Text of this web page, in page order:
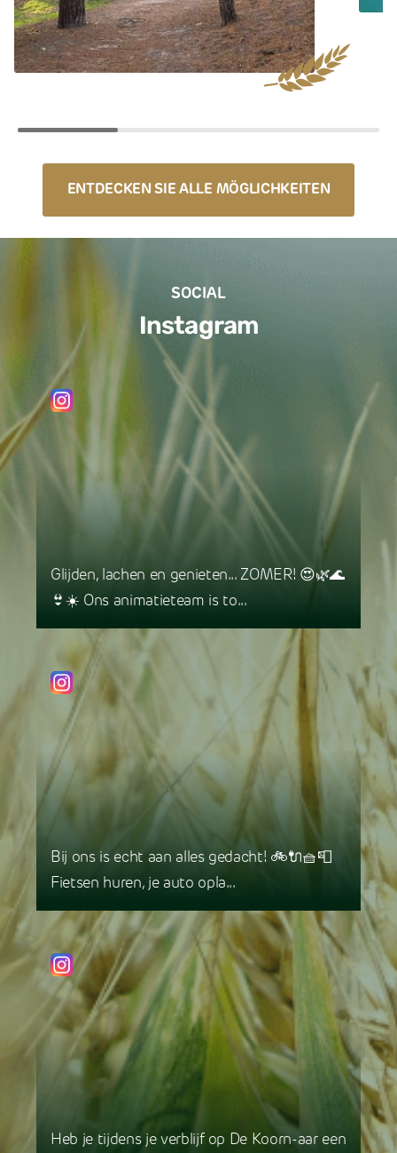
ENTDECKEN SIE ALLE MÖGLICHKEITEN
SOCIAL
Instagram
Glijden, lachen en genieten... ZOMER! 😍🌿🌊
👙☀️ Ons animatieteam is to...
Bij ons is echt aan alles gedacht! 🚲🔌🧺📮
Fietsen huren, je auto opla...
Heb je tijdens je verblijf op De Koorn-aar een